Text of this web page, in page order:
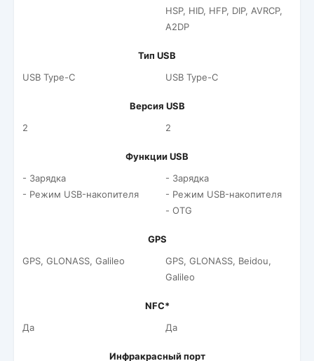
HSP, HID, HFP, DIP, AVRCP,
A2DP
Тип USB
USB Type-C
USB Type-C
Версия USB
2
2
Функции USB
- Зарядка
- Режим USB-накопителя
- Зарядка
- Режим USB-накопителя
- OTG
GPS
GPS, GLONASS, Galileo
GPS, GLONASS, Beidou,
Galileo
NFC*
Да
Да
Инфракрасный порт